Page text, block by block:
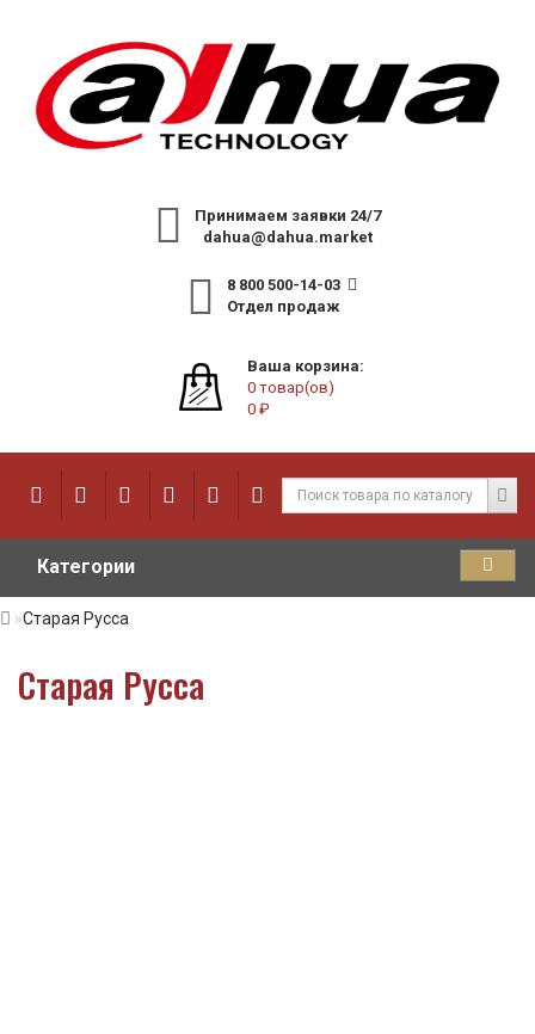
Принимаем заявки 24/7
dahua@dahua.market
8 800 500-14-03
Отдел продаж
Ваша корзина:
0 товар(ов)
0 ₽
Категории
Старая Русса
Старая Русса